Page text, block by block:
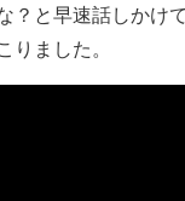
？と早速話しかけ
りました。